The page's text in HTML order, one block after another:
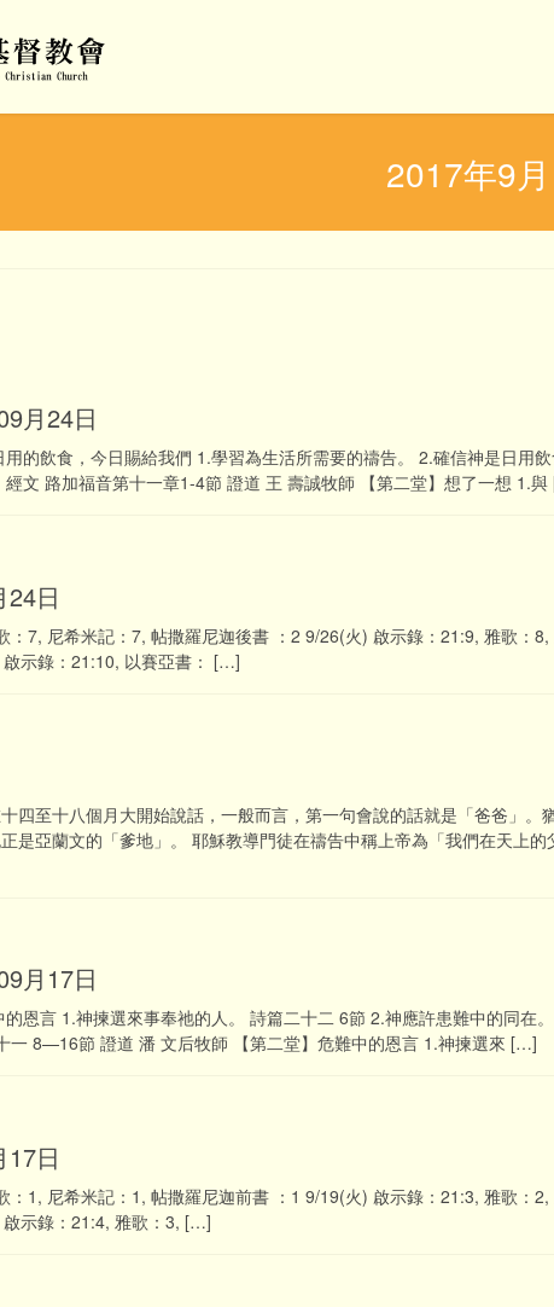
2017年9月
月24日
的飲食，今日賜給我們 1.學習為生活所需要的禱告。 2.確信神是日用
文 路加福音第十一章1-4節 證道 王 壽誠牧師 【第二堂】想了一想 1.
日
：7, 尼希米記：7, 帖撒羅尼迦後書 ：2 9/26(火) 啟示錄：21:9, 雅歌：
示錄：21:10, 以賽亞書： […]
四至十八個月大開始說話，一般而言，第一句會說的話就是「爸爸」。
是亞蘭文的「爹地」。 耶穌教導門徒在禱告中稱上帝為「我們在天上的
月17日
恩言 1.神揀選來事奉祂的人。 詩篇二十二 6節 2.神應許患難中的同在
一 8—16節 證道 潘 文后牧師 【第二堂】危難中的恩言 1.神揀選來 […]
日
：1, 尼希米記：1, 帖撒羅尼迦前書 ：1 9/19(火) 啟示錄：21:3, 雅歌：
示錄：21:4, 雅歌：3, […]